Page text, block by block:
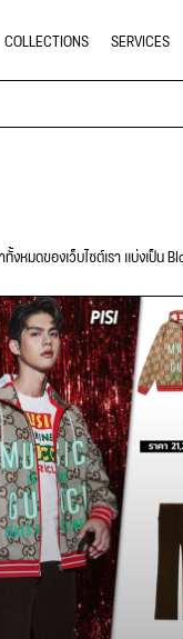
COLLECTIONS SERVICES
งหมดของเว็บไซต์เรา แบ่งเป็น